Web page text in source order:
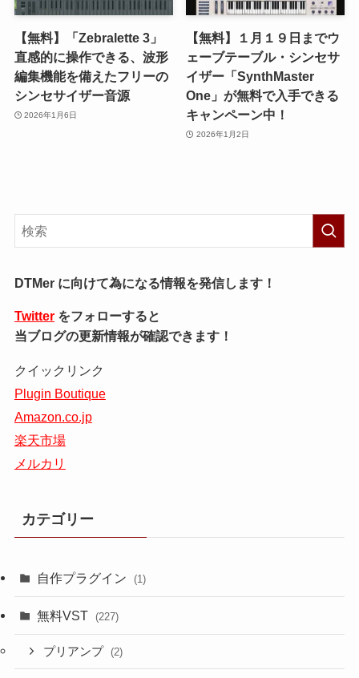
【無料】「Zebralette 3」
直感的に操作できる、波形
編集機能を備えたフリーの
シンセサイザー音源
2026年1月6日
【無料】１月１９日までウ
ェーブテーブル・シンセサ
イザー「SynthMaster
One」が無料で入手できる
キャンペーン中！
2026年1月2日
DTMer に向けて為になる情報を発信します！
Twitter をフォローすると
当ブログの更新情報が確認できます！
クイックリンク
Plugin Boutique
Amazon.co.jp
楽天市場
メルカリ
カテゴリー
自作プラグイン (1)
無料VST (227)
プリアンプ (2)